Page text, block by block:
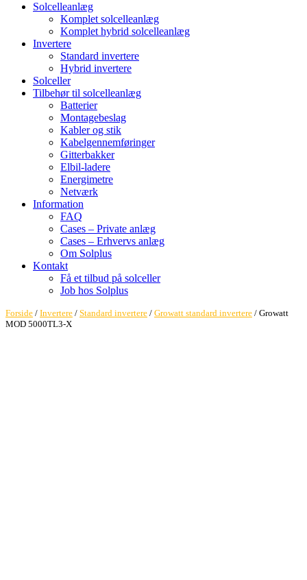
Solcelleanlæg
Komplet solcelleanlæg
Komplet hybrid solcelleanlæg
Invertere
Standard invertere
Hybrid invertere
Solceller
Tilbehør til solcelleanlæg
Batterier
Montagebeslag
Kabler og stik
Kabelgennemføringer
Gitterbakker
Elbil-ladere
Energimetre
Netværk
Information
FAQ
Cases – Private anlæg
Cases – Erhvervs anlæg
Om Solplus
Kontakt
Få et tilbud på solceller
Job hos Solplus
Forside / Invertere / Standard invertere / Growatt standard invertere / Growatt
MOD 5000TL3-X